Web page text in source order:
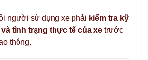
người sử dụng xe phải kiểm tra kỹ
tình trạng thực tế của xe trước
thông.